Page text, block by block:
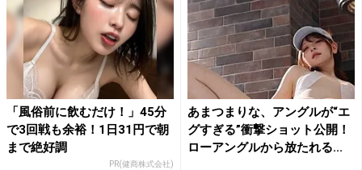
「風俗前に飲むだけ！」45分
で3回戦も余裕！1日31円で朝
まで絶好調
PR(健商株式会社)
あまつまりな、アングルが“エ
グすぎる”衝撃ショット公開！
ローアングルから放たれる...